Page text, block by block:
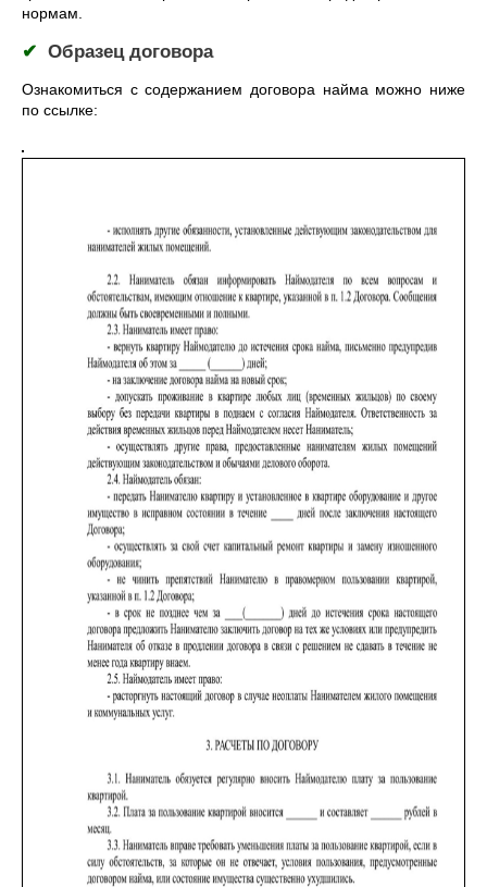
нормам.
✔ Образец договора
Ознакомиться с содержанием договора найма можно ниже
по ссылке: